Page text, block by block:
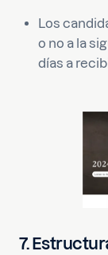
Los
o no a la
días a
7.